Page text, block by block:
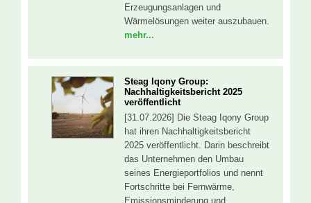
Erzeugungsanlagen und
Wärmelösungen weiter auszubauen.
mehr...
Steag Iqony Group:
Nachhaltigkeitsbericht 2025
veröffentlicht
[31.07.2026] Die Steag Iqony Group
hat ihren Nachhaltigkeitsbericht
2025 veröffentlicht. Darin beschreibt
das Unternehmen den Umbau
seines Energieportfolios und nennt
Fortschritte bei Fernwärme,
Emissionsminderung und